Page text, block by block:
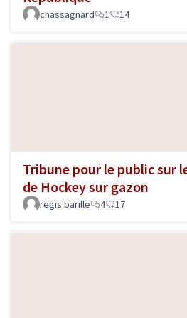
chassagnard 1 14
Tribune pour le public sur
de Hockey sur gazon
regis barille 4 17